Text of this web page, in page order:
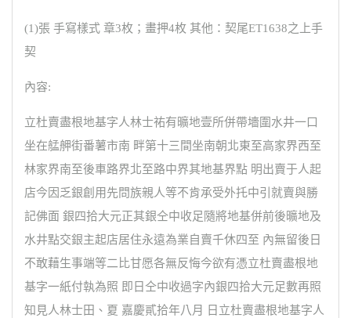
(1)張 手寫樣式 章3枚；畫押4枚 其他：契尾ET1638之上手
契
內容:
立杜賣盡根地基字人林士祐有曠地壹所併帶墻圍水井一口
坐在艋舺街番薯市南 畔第十三間坐南朝北東至高家界西至
林家界南至後車路界北至路中界其地基界點 明出賣于人起
店今因乏銀創用先問族親人等不肯承受外托中引就賣與勝
記佛面 銀四拾大元正其銀仝中收足隨將地基併前後曠地及
水井點交銀主起店居住永遠為業自賣千休四至 內無留後日
不敢藉生事端等二比甘愿各無反悔今欲有憑立杜賣盡根地
基字一紙付執為照 即日仝中收過字內銀四拾大元足數再照
知見人林士田、夏 嘉慶貳拾年八月 日立杜賣盡根地基字人